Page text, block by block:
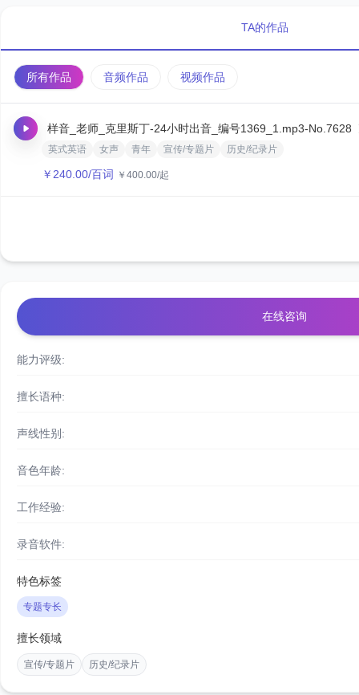
TA的作品
所有作品 音频作品 视频作品
样音_老师_克里斯丁-24小时出音_编号1369_1.mp3-No.7628
英式英语 女声 青年 宣传/专题片 历史/纪录片
￥ 240.00/百词 ￥ 400.00/起
在线咨询
能力评级:
擅长语种:
声线性别:
音色年龄:
工作经验:
录音软件:
特色标签
专题专长
擅长领域
宣传/专题片 历史/纪录片